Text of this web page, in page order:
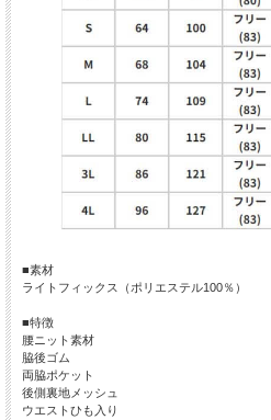
■素材
ライトフィックス（ポリエステル100％）
■特徴
腰ニット素材
脇後ゴム
両脇ポケット
後側裏地メッシュ
ウエストひも入り